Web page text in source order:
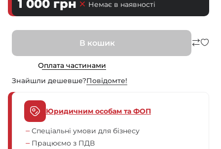
1 000 грн Немає в наявності
В кошик
Оплата частинами
Знайшли дешевше?Повiдомте!
Юридичним особам та ФОП
Спеціальні умови для бізнесу
Працюємо з ПДВ